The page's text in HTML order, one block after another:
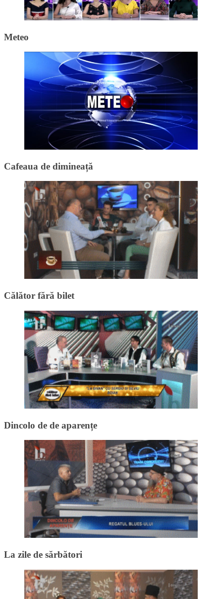
Meteo
Cafeaua de dimineață
Călător fără bilet
Dincolo de de aparențe
La zile de sărbători